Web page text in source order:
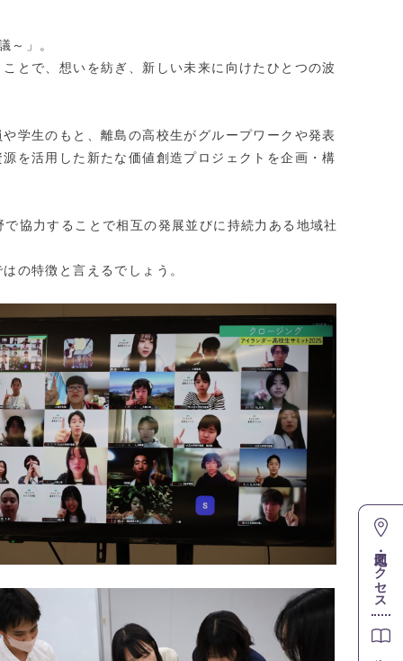
～」。
とで、想いを紡ぎ、新しい未来に向けたひとつの波
学生のもと、離島の高校生がグループワークや発表
を活用した新たな価値創造プロジェクトを企画・構
協力することで相互の発展並びに持続力ある地域社
の特徴と言えるでしょう。
地図・アクセス